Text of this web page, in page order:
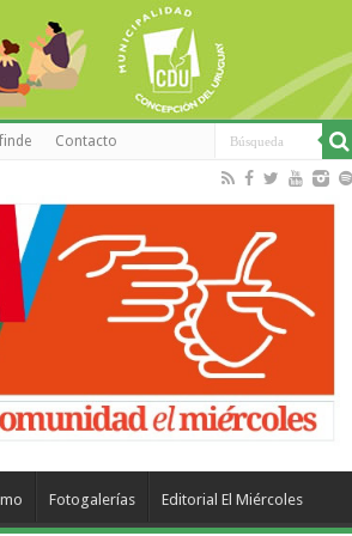
Contacto
Fotogalerías Editorial El Miércoles